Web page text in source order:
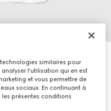
similaires pour
l'utilisation qui en est
et vous permettre de
sociaux. En continuant à
présentes conditions